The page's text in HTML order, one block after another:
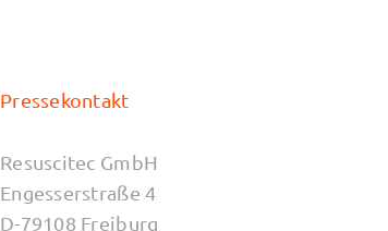
Pressekontakt
Resuscitec GmbH
Engesserstraße 4
D-79108 Freiburg